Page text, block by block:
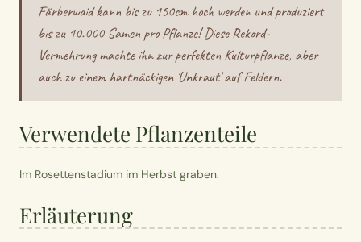
Färberwaid kann bis zu 150cm hoch werden und produziert
bis zu 10.000 Samen pro Pflanze! Diese Rekord-
Vermehrung machte ihn zur perfekten Kulturpflanze, aber
auch zu einem hartnäckigen 'Unkraut' auf Feldern.
Verwendete Pflanzenteile
Im Rosettenstadium im Herbst graben.
Erläuterung